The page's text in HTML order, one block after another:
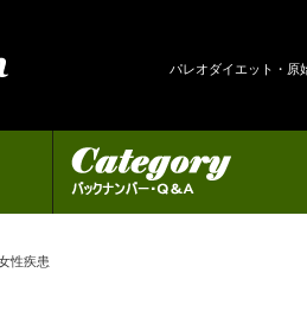
パレオダイエット・原
カテゴリー
性疾患